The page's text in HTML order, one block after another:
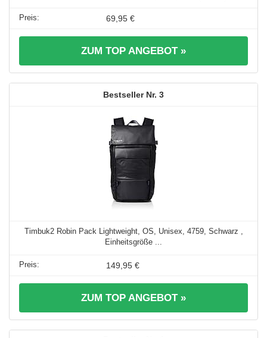
69,95 €
ZUM TOP ANGEBOT »
3
Timbuk2 Robin Pack Lightweight, OS, Unisex, 4759, Schwarz ,
Einheitsgröße ...
149,95 €
ZUM TOP ANGEBOT »